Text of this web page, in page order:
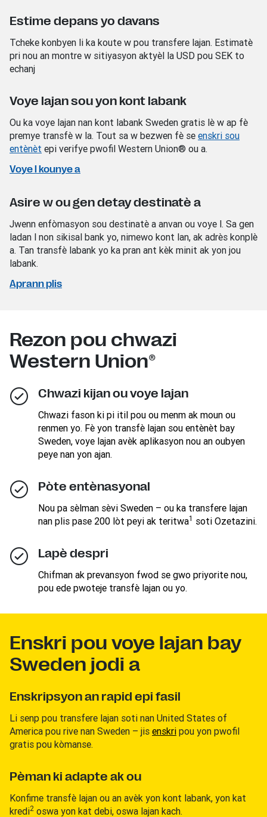
Estime depans yo davans
Tcheke konbyen li ka koute w pou transfere lajan. Estimatè
pri nou an montre w sitiyasyon aktyèl la USD pou SEK to
echanj
Voye lajan sou yon kont labank
Ou ka voye lajan nan kont labank Sweden gratis lè w ap fè
premye transfè w la. Tout sa w bezwen fè se enskri sou
entènèt epi verifye pwofil Western Union® ou a.
Voye l kounye a
Asire w ou gen detay destinatè a
Jwenn enfòmasyon sou destinatè a anvan ou voye l. Sa gen
ladan l non sikisal bank yo, nimewo kont lan, ak adrès konplè
a. Tan transfè labank yo ka pran ant kèk minit ak yon jou
labank.
Aprann plis
Rezon pou chwazi
Western Union®
Chwazi kijan ou voye lajan
Chwazi fason ki pi itil pou ou menm ak moun ou
renmen yo. Fè yon transfè lajan sou entènèt bay
Sweden, voye lajan avèk aplikasyon nou an oubyen
peye nan yon ajan.
Pòte entènasyonal
Nou pa sèlman sèvi Sweden – ou ka transfere lajan
nan plis pase 200 lòt peyi ak teritwa1 soti Ozetazini.
Lapè despri
Chifman ak prevansyon fwod se gwo priyorite nou,
pou ede pwoteje transfè lajan ou yo.
Enskri pou voye lajan bay
Sweden jodi a
Enskripsyon an rapid epi fasil
Li senp pou transfere lajan soti nan United States of
America pou rive nan Sweden – jis enskri pou yon pwofil
gratis pou kòmanse.
Pèman ki adapte ak ou
Konfime transfè lajan ou an avèk yon kont labank, yon kat
kredi2 oswa yon kat debi, oswa lajan kach.